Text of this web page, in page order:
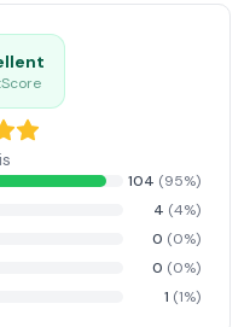
104 (95%)
4 (4%)
0 (0%)
0 (0%)
1 (1%)